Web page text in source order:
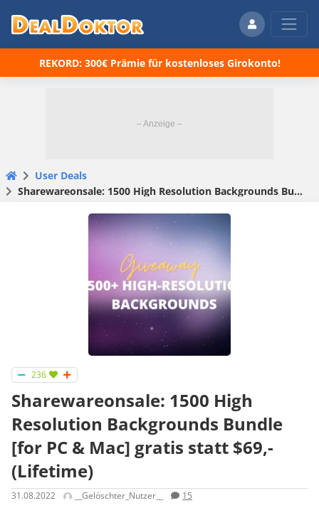
REKORD: 300€ Prämie für kostenloses Girokonto!
User Deals
Sharewareonsale: 1500 High Resolution Backgrounds Bundle [for PC & Mac] gratis statt $69,- (Lifetime)
236
Sharewareonsale: 1500 High
Resolution Backgrounds Bundle
[for PC & Mac] gratis statt $69,-
(Lifetime)
31.08.2022 __Gelöschter_Nutzer__ 15